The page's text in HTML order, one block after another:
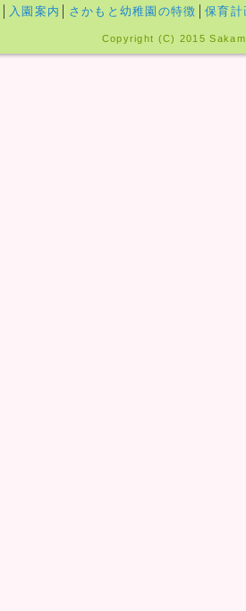
入園案内 さかもと幼稚園の特徴 保育計
Copyright (C) 2015